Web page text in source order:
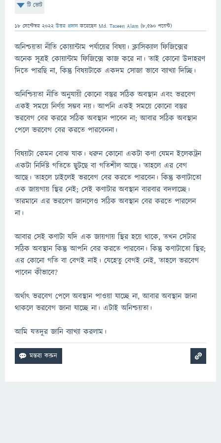
টি ভোট
18 সেপ্টেম্বর 2022 উত্তর প্রদান করেছেন Md. Taseen Alam (8,590 পয়েন্ট)
অনিশ্চয়তা নীতি কোয়ান্টাম পর্যায়ের বিষয়। ক্লাসিক্যাল ফিজিক্সের
অনেক সূত্রই কোয়ান্টাম ফিজিক্সে কাজ করে না। তাই কোনো উদাহরণ
দিতে পারছি না, কিন্তু বিষয়টাকে একদম সোজা ভাবে ব্যাখ্যা দিচ্ছি।
অনিশ্চিয়তা নীতি অনুযায়ী কোনো বস্তুর সঠিক অবস্থান এবং ভরবেগ
একই সময়ে নির্ণয় সম্ভব নয়। আপনি একই সময়ে কোনো বস্তুর
ভরবেগ বের কররে সঠিক অবস্থান পাবেন না; আবার সঠিক অবস্থান
পেলে ভরবেগ বের করতে পারবেননা।
বিষয়টা কেমন বোঝ যাক। ধরুন কোনো একটা কণা যেমন ইলেকট্রন
একটা নির্দিষ্ট গতিতে ছুটছে বা গতিশীল আছে। তাহলে এর বেগ
আছে। তাহলে চাইলেই ভরবেগ বের করতে পারবেন। কিন্তু কণাটাতো
এক জায়গায় স্থির নেই; সেই কণাটার অবস্থান বারবার বদলাচ্ছে।
তারমানে এর ভরবেগ জানলেও সঠিক অবস্থান বের করতে পারলেন
না।
আবার সেই কণাটা যদি এক জায়গায় স্থির হয়ে থাকে, তখন সেটার
সঠিক অবস্থান কিন্তু আপনি বের করতে পারবেন। কিন্তু কণাটাতো স্থির;
এর কোনো গতি বা বেগই নাই। যেহেতু বেগই নেই, তাহলে ভরবেগ
পাবেন কীভাবে?
অর্থাৎ ভরবেগ পেলে অবস্থান পাওয়া যাচ্ছে না, আবার অবস্থান জানা
থাকলে ভরবেগ জানা যাচ্ছে না। এটাই অনিশ্চয়তা।
আমি যতদূর জানি ব্যাখ্যা করলাম।